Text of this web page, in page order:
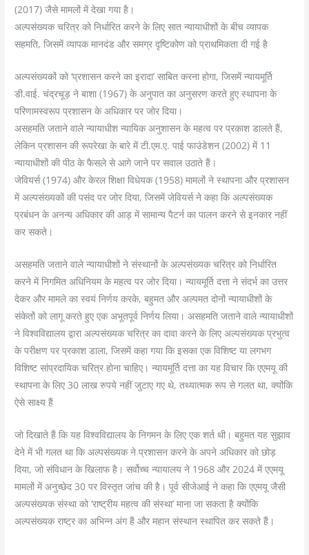
(2017) जैसे मामलों में देखा गया है।
अल्पसंख्यक चरित्र को निर्धारित करने के लिए सात न्यायाधीशों के बीच व्यापक
सहमति, जिसमें व्यापक मानदंड और समग्र दृष्टिकोण को प्राथमिकता दी गई है
अल्पसंख्यकों को ‘प्रशासन करने का इरादा’ साबित करना होगा, जिसमें न्यायमूर्ति
डी.वाई. चंद्रचूड़ ने बाशा (1967) के अनुपात का अनुसरण करते हुए स्थापना के
परिणामस्वरूप प्रशासन के अधिकार पर जोर दिया।
असहमति जताने वाले न्यायाधीश न्यायिक अनुशासन के महत्व पर प्रकाश डालते हैं,
लेकिन प्रशासन की रूपरेखा के बारे में टी.एम.ए. पाई फाउंडेशन (2002) में 11
न्यायाधीशों की पीठ के फैसले से आगे जाने पर सवाल उठाते हैं।
जेवियर्स (1974) और केरल शिक्षा विधेयक (1958) मामलों ने स्थापना और प्रशासन
में अल्पसंख्यकों की पसंद पर जोर दिया, जिसमें जेवियर्स ने कहा कि अल्पसंख्यक
प्रबंधन के अनन्य अधिकार की आड़ में सामान्य पैटर्न का पालन करने से इनकार नहीं
कर सकते।
असहमति जताने वाले न्यायाधीशों ने संस्थानों के अल्पसंख्यक चरित्र को निर्धारित
करने में निगमित अधिनियम के महत्व पर जोर दिया। न्यायमूर्ति दत्ता ने संदर्भ का उत्तर
देकर और मामले का स्वयं निर्णय करके, बहुमत और अल्पमत दोनों न्यायाधीशों के
संकेतों को लागू करते हुए एक अभूतपूर्व निर्णय लिया। असहमति जताने वाले न्यायाधीशों
ने विश्वविद्यालय द्वारा अल्पसंख्यक चरित्र का दावा करने के लिए अल्पसंख्यक प्रभुत्व
के परीक्षण पर प्रकाश डाला, जिसमें कहा गया कि इसका एक विशिष्ट या लगभग
विशिष्ट सांप्रदायिक चरित्र होना चाहिए। न्यायमूर्ति दत्ता का यह विचार कि एएमयू की
स्थापना के लिए 30 लाख रुपये नहीं जुटाए गए थे, तथ्यात्मक रूप से गलत था, क्योंकि
ऐसे साक्ष्य हैं
जो दिखाते हैं कि यह विश्वविद्यालय के निगमन के लिए एक शर्त थी। बहुमत यह सुझाव
देने में भी गलत था कि अल्पसंख्यक ने प्रशासन करने के अपने अधिकार को छोड़
दिया, जो संविधान के खिलाफ है। सर्वोच्च न्यायालय ने 1968 और 2024 में एएमयू
मामलों में अनुच्छेद 30 पर विस्तृत जांच की है। पूर्व सीजेआई ने कहा कि एएमयू जैसी
अल्पसंख्यक संस्था को ‘राष्ट्रीय महत्व की संस्था’ माना जा सकता है क्योंकि
अल्पसंख्यक राष्ट्र का अभिन्न अंग हैं और महान संस्थान स्थापित कर सकते हैं।